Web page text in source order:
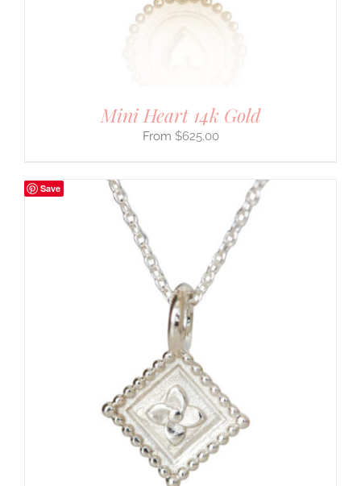
Mini Heart 14k Gold
$625.00
Save